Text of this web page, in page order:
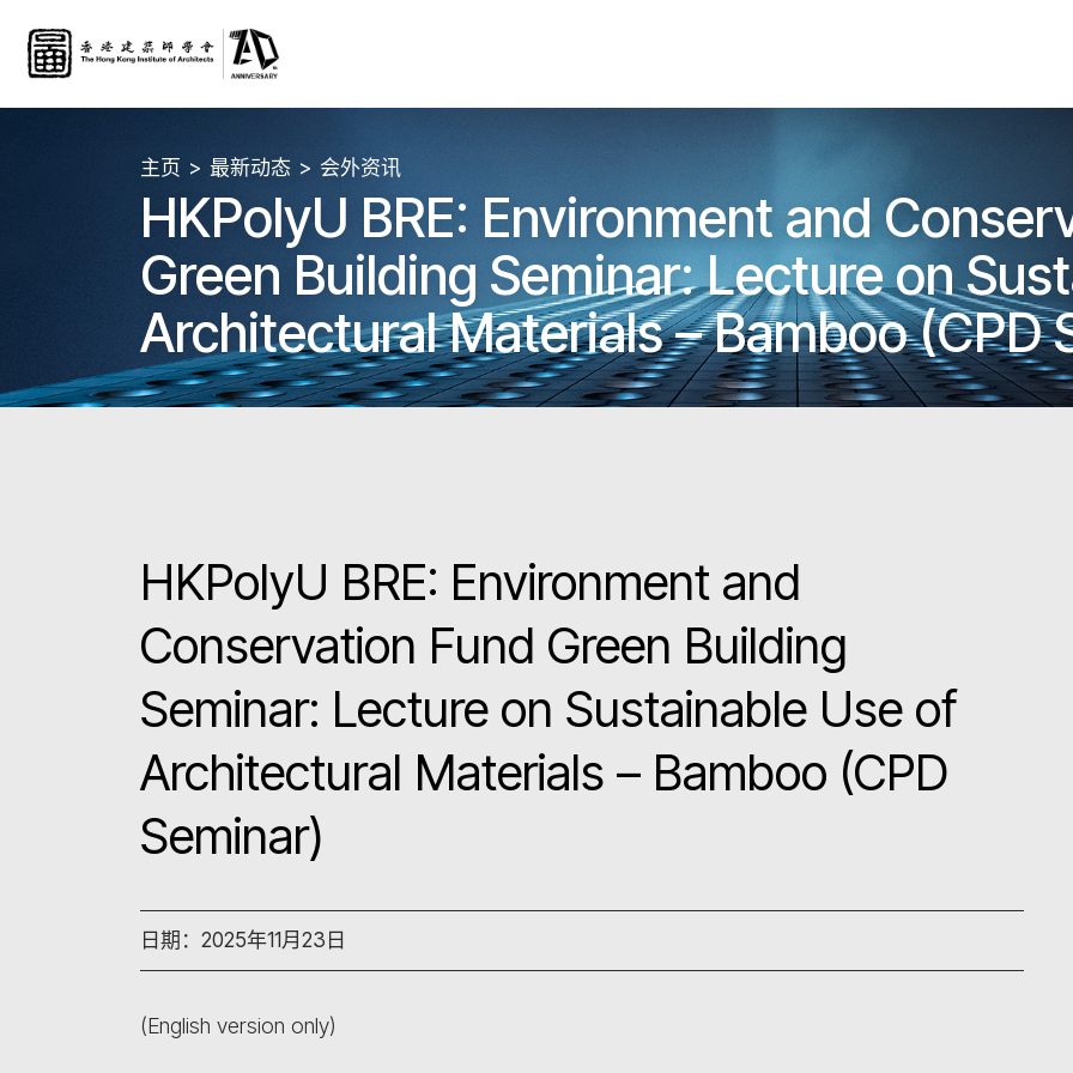
主页 最新动态 会外资讯
HKPolyU BRE: Environment and
Green Building Seminar: Lecture on
Architectural Materials – Bamboo (CPD
HKPolyU BRE: Environment and
Conservation Fund Green Building
Seminar: Lecture on Sustainable Use of
Architectural Materials – Bamboo (CPD
Seminar)
日期：2025年11月23日
(English version only)